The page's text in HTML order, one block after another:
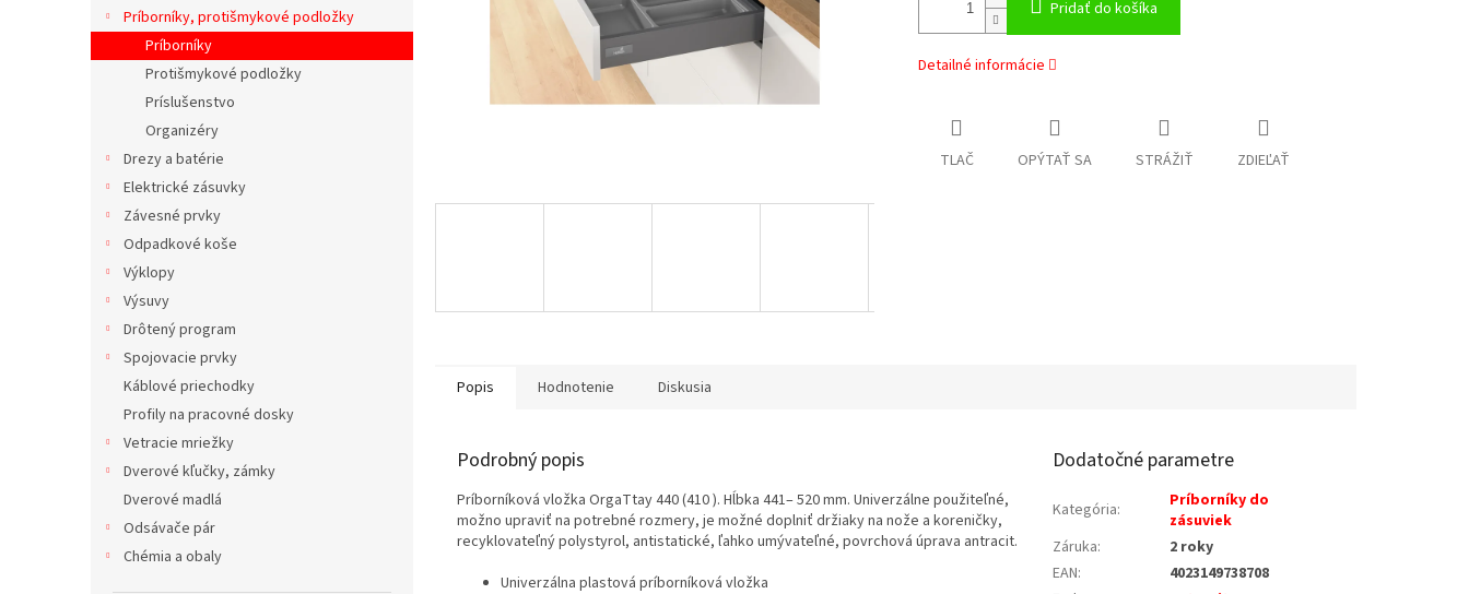
Príborníky, protišmykové podložky
Príborníky
Protišmykové podložky
Príslušenstvo
Organizéry
Drezy a batérie
Elektrické zásuvky
Závesné prvky
Odpadkové koše
Výklopy
Výsuvy
Drôtený program
Spojovacie prvky
Káblové priechodky
Profily na pracovné dosky
Vetracie mriežky
Dverové kľučky, zámky
Dverové madlá
Odsávače pár
Chémia a obaly
Pridať do košíka
Detailné informácie
TLAČ OPÝTAŤ SA STRÁŽIŤ ZDIEĽAŤ
Popis Hodnotenie Diskusia
Podrobný popis
Príborníková vložka OrgaTtay 440 (410 ). Hĺbka 441– 520 mm. Univerzálne použiteľné,
možno upraviť na potrebné rozmery, je možné doplniť držiaky na nože a koreničky,
recyklovateľný polystyrol, antistatické, ľahko umývateľné, povrchová úprava antracit.
Univerzálna plastová príborníková vložka
Dodatočné parametre
Kategória:
Príborníky do
zásuviek
Záruka:
2 roky
EAN:
4023149738708